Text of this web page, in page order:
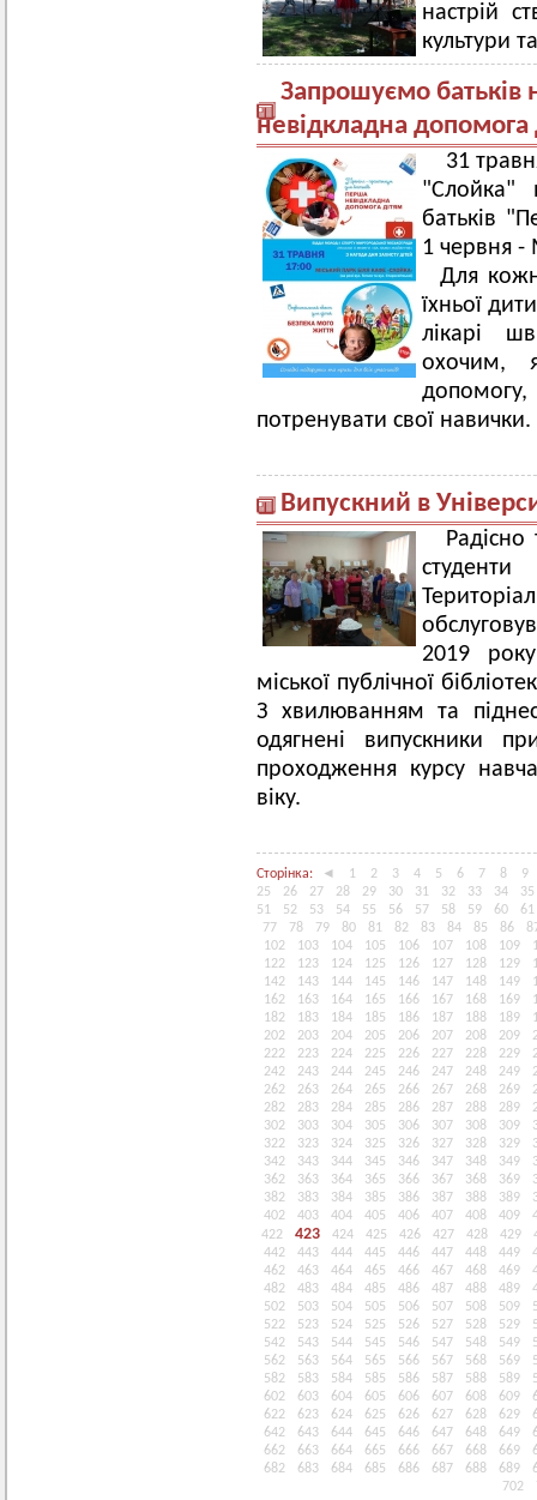
настрій
культури
Запрошуємо батьків
невідкладна допомога
31
"Слойка"
батьків
1 червня -
Для
їхньої
лікарі
охочим,
потренувати свої навички.
Випускний в
Радісно
2019
міської публічної
З хвилюванням та
одягнені випускники
проходження курсу
віку.
Сторінка: ◄ 1 2 3 4 5 6 7 8
9
25
26 27 28 29 30 31 32 33 34
35
51
52 53 54 55 56 57 58 59 60
61
77
78 79 80 81 82 83 84 85 86
102
103 104 105 106 107 108 109
122
123 124 125 126 127 128 129
142
143 144 145 146 147 148 149
162
163 164 165 166 167 168 169
182
183 184 185 186 187 188 189
202
203 204 205 206 207 208 209
222
223 224 225 226 227 228 229
242
243 244 245 246 247 248 249
262
263 264 265 266 267 268 269
282
283 284 285 286 287 288 289
302
303 304 305 306 307 308 309
322
323 324 325 326 327 328 329
342
343 344 345 346 347 348 349
362
363 364 365 366 367 368 369
382
383 384 385 386 387 388 389
402
403 404 405 406 407 408 409
422
423 424 425 426 427 428 429
442
443 444 445 446 447 448 449
462
463 464 465 466 467 468 469
482
483 484 485 486 487 488 489
502
503 504 505 506 507 508 509
522
523 524 525 526 527 528 529
542
543 544 545 546 547 548 549
562
563 564 565 566 567 568 569
582
583 584 585 586 587 588 589
602
603 604 605 606 607 608 609
622
623 624 625 626 627 628 629
642
643 644 645 646 647 648 649
662
663 664 665 666 667 668 669
682
683 684 685 686 687 688 689
702